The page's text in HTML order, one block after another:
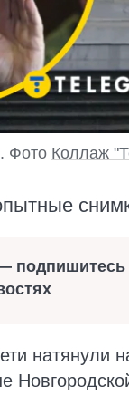
Фото Коллаж
подпишитесь
натянули